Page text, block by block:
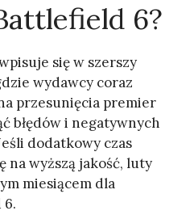
6?
się w szerszy
wydawcy coraz
przesunięcia premier
błędów i negatywnych
dodatkowy czas
na wyższą jakość, luty
miesiącem dla
6.